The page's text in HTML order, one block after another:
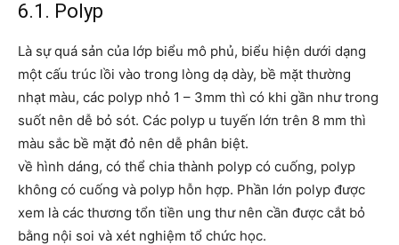
6.1. Polyp
Là sự quá sản của lớp biểu mô phủ, biểu hiện dưới dạng
một cấu trúc lồi vào trong lòng dạ dày, bề mặt thường
nhạt màu, các polyp nhỏ 1 – 3mm thì có khi gần như trong
suốt nên dễ bỏ sót. Các polyp u tuyến lớn trên 8 mm thì
màu sắc bề mặt đỏ nên dễ phân biệt.
về hình dáng, có thể chia thành polyp có cuống, polyp
không có cuống và polyp hỗn hợp. Phần lớn polyp được
xem là các thương tổn tiền ung thư nên cần được cắt bỏ
bằng nội soi và xét nghiệm tổ chức học.